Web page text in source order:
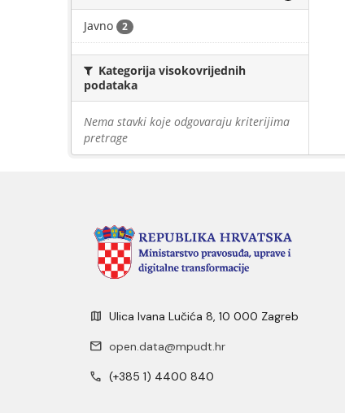
Javno 2
Kategorija visokovrijednih
podataka
Nema stavki koje odgovaraju kriterijima
pretrage